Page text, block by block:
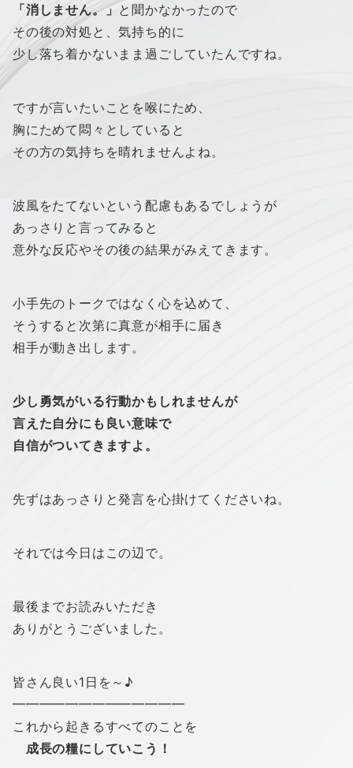
「消しません。」 と聞かなかったので
その後の対処と、気持ち的に
少し落ち着かないまま過ごしていたんですね。
ですが言いたいことを喉にため、
胸にためて悶々としていると
その方の気持ちを晴れませんよね。
波風をたてないという配慮もあるでしょうが
あっさりと言ってみると
意外な反応やその後の結果がみえてきます。
小手先のトークではなく心を込めて、
そうすると次第に真意が相手に届き
相手が動き出します。
少し勇気がいる行動かもしれませんが
言えた自分にも良い意味で
自信がついてきますよ。
先ずはあっさりと発言を心掛けてくださいね。
それでは今日はこの辺で。
最後までお読みいただき
ありがとうございました。
皆さん良い1日を～♪
━━━━━━━━━━━━━
これから起きるすべてのことを
成長の糧にしていこう！